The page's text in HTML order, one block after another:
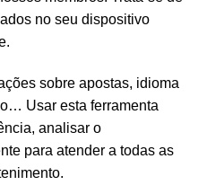
no seu dispositivo
sobre apostas, idioma
Usar esta ferramenta
analisar o
para atender a todas as